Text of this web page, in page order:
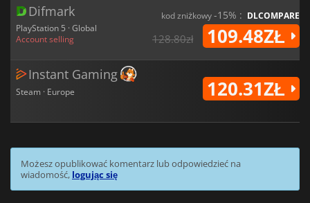
Difmark
PlayStation 5 · Global
Account selling
kod zniżkowy-15% : DLCOMPARE
128.80zł 109.48ZŁ
Instant Gaming
Steam · Europe 120.31ZŁ
Możesz opublikować komentarz lub odpowiedzieć na
wiadomość, logując się